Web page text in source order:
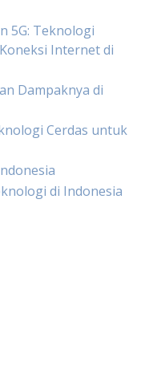
5G: Teknologi
Internet di
Dampaknya di
Cerdas untuk
di Indonesia